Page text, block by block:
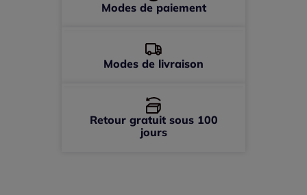
Modes de paiement
Modes de livraison
Retour gratuit sous 100
jours